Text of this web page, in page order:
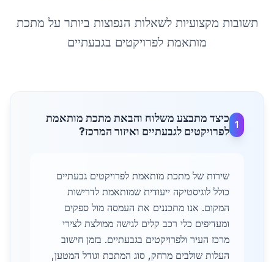
תשובות מקצועיות לשאלות הנפוצות ביותר על מתכת
מותאמת לפרויקטים בגבעתיים
1
כיצד מתבצע משלוח והבאת מתכת מותאמת
לפרויקטים לגבעתיים ואיזור המרכז?
שירות של מתכת מותאמת לפרויקטים גבעתיים
כולל לוגיסטיקה ייעודית שמותאמת לדרישות
המקום. אנו מתכננים את העמסה מול ספקים
ומעדיפים כלי רכב קלים לגישה ממולצת לצירי
מרכז העיר ולפרויקטים בגבעתיים. בזמן חישוב
העלות שולבים מרחק, סוג המתכת וגודל המטען,